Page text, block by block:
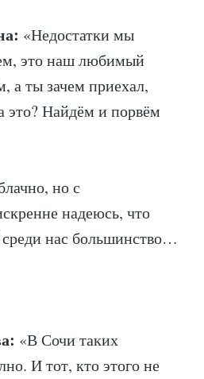
«Недостатки мы
это наш любимый
а ты зачем приехал,
это? Найдём и порвём
но с
надеюсь, что
нас большинство…
«В Сочи таких
И тот, кто этого не